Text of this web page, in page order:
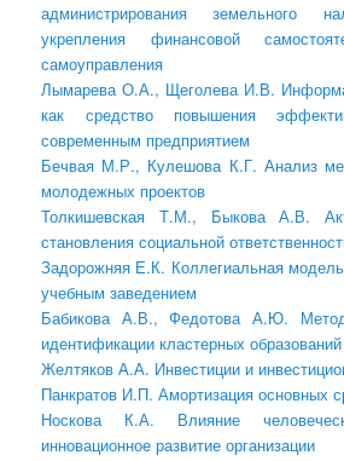
администрирования земельного
укрепления финансовой
самоуправления
Лымарева О.А., Щеголева И.В.
как средство повышения
современным предприятием
Бечвая М.Р., Кулешова К.Г. Анализ
молодежных проектов
Толкишевская Т.М., Быкова А.В.
становления социальной
Задорожняя Е.К. Коллегиальная
учебным заведением
Бабикова А.В., Федотова А.Ю.
идентификации кластерных образований
Желтяков А.А. Инвестиции и
Панкратов И.П. Амортизация основных
Носкова К.А. Влияние
инновационное развитие организации